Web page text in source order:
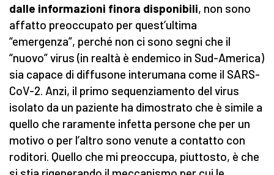
dalle informazioni finora disponibili, non sono
affatto preoccupato per quest’ultima
“emergenza”, perché non ci sono segni che il
“nuovo” virus (in realtà è endemico in Sud-America)
sia capace di diffusone interumana come il SARS-
CoV-2. Anzi, il primo sequenziamento del virus
isolato da un paziente ha dimostrato che è simile a
quello che raramente infetta persone che per un
motivo o per l’altro sono venute a contatto con
roditori. Quello che mi preoccupa, piuttosto, è che